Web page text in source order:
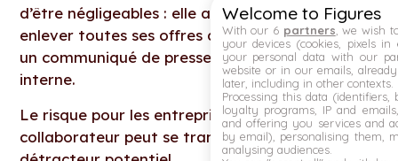
d’être négligeables : elle a dû, dans la foulée,
enlever toutes ses offres d’emploi en ligne, faire
un communiqué de presse et des excuses en
interne.
Le risque pour les entreprises : chaque
collaborateur peut se transformer en
Welcome to Figures
With our 6 partners , we wish
your devices (cookies, pixels
your personal data with our
website or in our emails,
later, including in other contexts.
Processing this data (identifiers,
loyalty programs, IP and
and offering you services and
by email), personalising them,
analysing audiences.